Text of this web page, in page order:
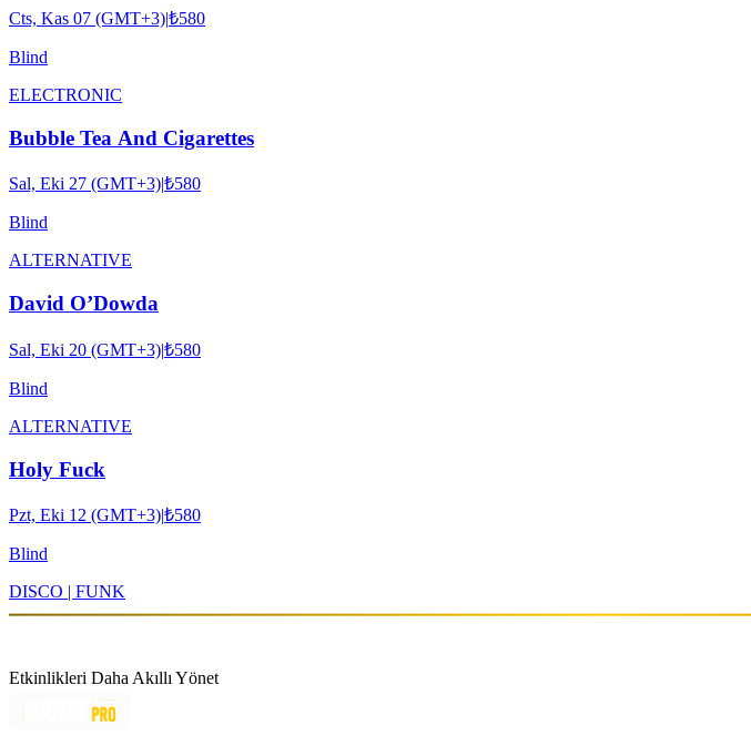
Cts, Kas 07 (GMT+3)|₺580
Blind
ELECTRONIC
Bubble Tea And Cigarettes
Sal, Eki 27 (GMT+3)|₺580
Blind
ALTERNATIVE
David O’Dowda
Sal, Eki 20 (GMT+3)|₺580
Blind
ALTERNATIVE
Holy Fuck
Pzt, Eki 12 (GMT+3)|₺580
Blind
DISCO | FUNK
Etkinlikleri Daha Akıllı Yönet